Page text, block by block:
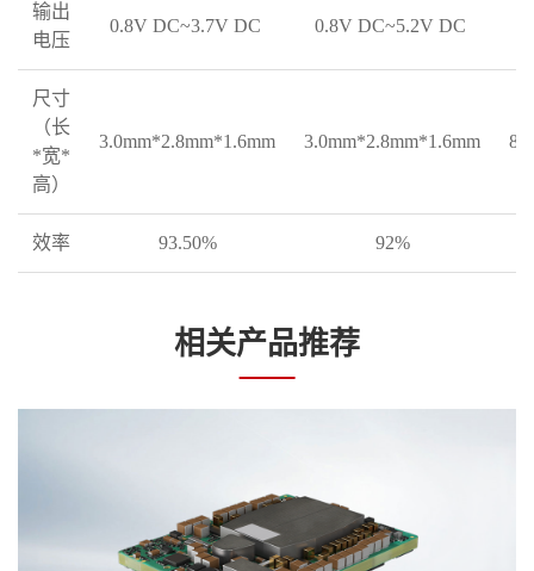
输出
电压
0.8V DC~3.7V DC 0.8V DC~5.2V DC
尺寸
（长
*宽*
高）
3.0mm*2.8mm*1.6mm 3.0mm*2.8mm*1.6mm
效率 93.50% 92%
相关产品推荐